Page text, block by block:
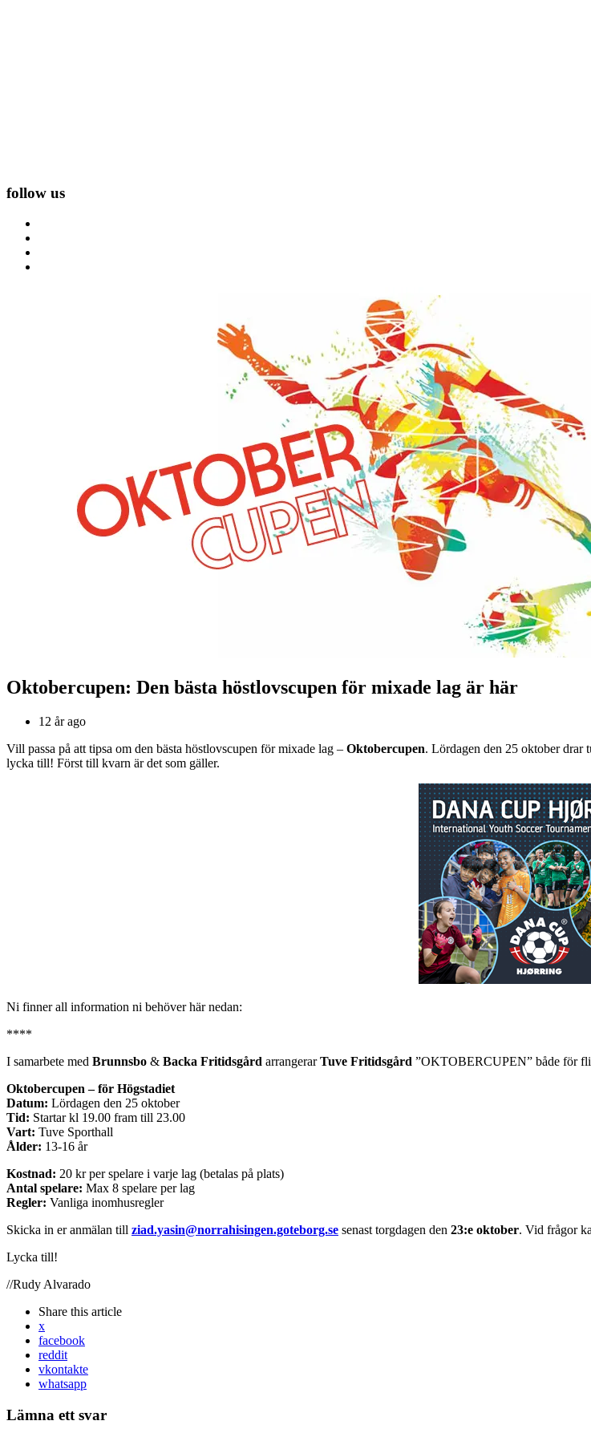
follow us
Oktobercupen: Den bästa höstlovscupen för mixade lag är här
12 år ago
Vill passa på att tipsa om den bästa höstlovscupen för mixade lag – Oktobercupen. Lördagen den 25 oktober drar
lycka till! Först till kvarn är det som gäller.
Ni finner all information ni behöver här nedan:
****
I samarbete med Brunnsbo & Backa Fritidsgård arrangerarTuve Fritidsgård ”OKTOBERCUPEN” både för
Oktobercupen – för Högstadiet
Datum: Lördagen den 25 oktober
Tid: Startar kl 19.00 fram till 23.00
Vart: Tuve Sporthall
Ålder: 13-16 år
Kostnad: 20 kr per spelare i varje lag (betalas på plats)
Antal spelare: Max 8 spelare per lag
Regler: Vanliga inomhusregler
Skicka in er anmälan till ziad.yasin@norrahisingen.goteborg.se senast torgdagen den 23:e oktober. Vid frågor
Lycka till!
//Rudy Alvarado
Share this article
x
facebook
reddit
vkontakte
whatsapp
Lämna ett svar